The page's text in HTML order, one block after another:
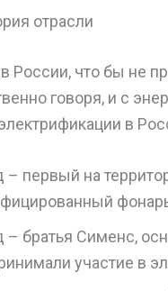
отрасли
России, что бы не
говоря, и с
в
– первый на
– братья Сименс,
участие в